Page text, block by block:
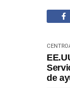
de